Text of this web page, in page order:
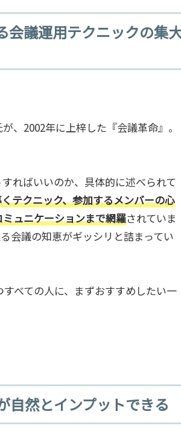
会議運用テクニックの集
、2002年に上梓した『会議革命』。
ればいいのか、具体的に述べられて
テクニック、参加するメンバーの心
ュニケーションまで網羅されていま
会議の知恵がギッシリと詰まってい
べての人に、まずおすすめしたい一
自然とインプットできる